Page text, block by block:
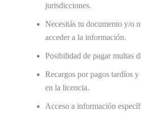
jurisdicciones.
Necesitás tu documento y/o
acceder a la información.
Posibilidad de pagar multas
Recargos por pagos tardíos
en la licencia.
Acceso a información